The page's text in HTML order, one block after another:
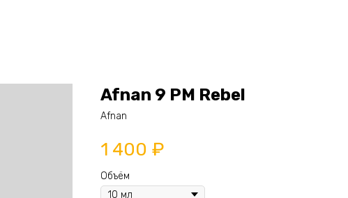
Afnan 9 PM Rebel
Afnan
1 400 ₽
Объём